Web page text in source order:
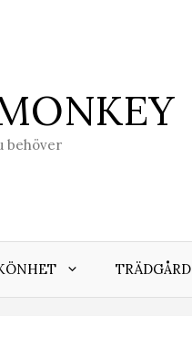
behöver